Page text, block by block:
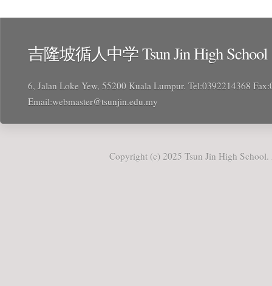
吉隆坡循人中学 Tsun Jin High School
6, Jalan Loke Yew, 55200 Kuala Lumpur. Tel:0392214368
Email:webmaster@tsunjin.edu.my
Copyright (c) 2025 Tsun Jin High